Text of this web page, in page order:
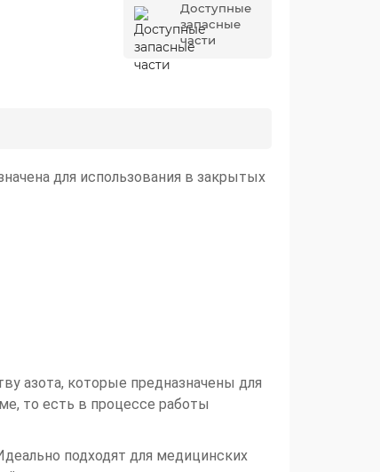
Доступные
запасные
части
для использования в закрытых
азота, которые предназначены для
то есть в процессе работы
подходят для медицинских